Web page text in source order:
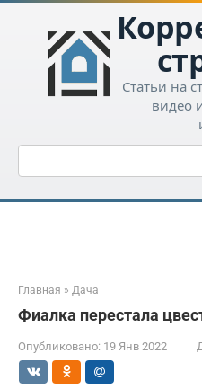
Перейти
контенту
Статьи на
видео
Поиск:
Главная » Дача
Фиалка перестала
Опубликовано: 19 Янв 2022